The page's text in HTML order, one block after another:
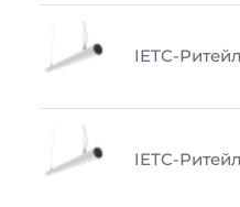
IETC-
IETC-